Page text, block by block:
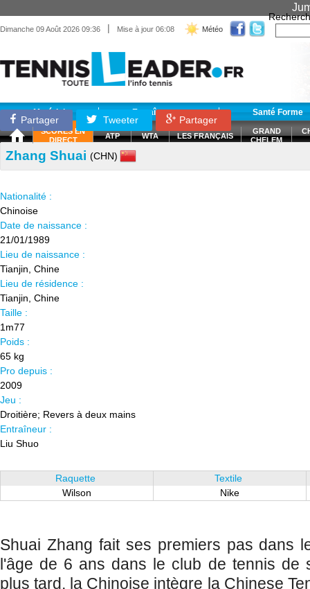
Dimanche 09 Août 2026 09:36 | Mise à jour 06:08 Météo
Matériel Entraînement Santé Forme
SCORES EN
DIRECT
ATP WTA LES FRANÇAIS
GRAND
CHELEM
Partager Tweeter Partager
Zhang Shuai (CHN)
Nationalité :
Chinoise
Date de naissance :
21/01/1989
Lieu de naissance :
Tianjin, Chine
Lieu de résidence :
Tianjin, Chine
Taille :
1m77
Poids :
65 kg
Pro depuis :
2009
Jeu :
Droitière; Revers à deux mains
Entraîneur :
Liu Shuo
Raquette
Wilson
Textile
Nike
Shuai Zhang fait ses premiers pas dans
l'âge de 6 ans dans le club de tennis de
plus tard, la Chinoise intègre la Chinese